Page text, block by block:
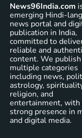
News96India.com
emerging Hindi-
news portal and
publication in India,
committed to
reliable and
content. We publish
multiple categories
including news,
astrology,
religion, and
entertainment, with
strong presence in
and digital media.